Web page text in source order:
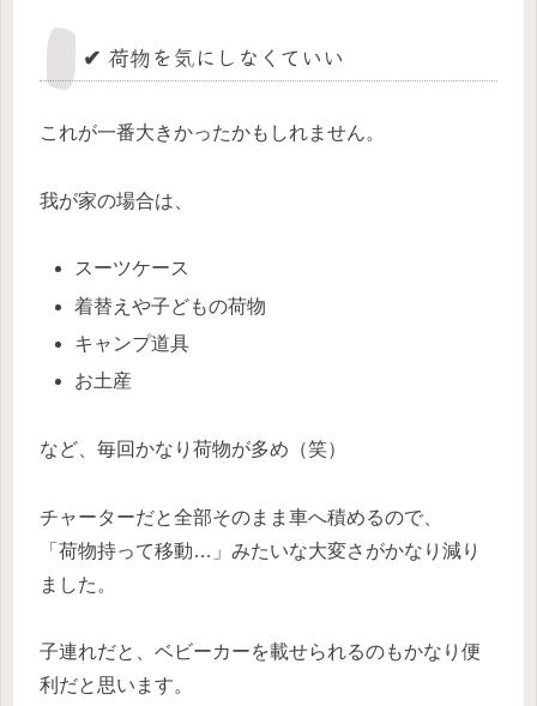
✔ 荷物を気にしなくていい
これが一番大きかったかもしれません。
我が家の場合は、
スーツケース
着替えや子どもの荷物
キャンプ道具
お土産
など、毎回かなり荷物が多め（笑）
チャーターだと全部そのまま車へ積めるので、
「荷物持って移動…」みたいな大変さがかなり減り
ました。
子連れだと、ベビーカーを載せられるのもかなり便
利だと思います。